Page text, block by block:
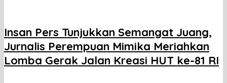
Insan Pers Tunjukkan Semangat Juang,
Jurnalis Perempuan Mimika Meriahkan
Lomba Gerak Jalan Kreasi HUT ke-81 RI